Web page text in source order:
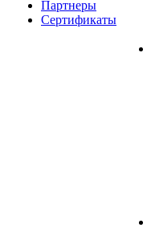
Партнеры
Сертификаты